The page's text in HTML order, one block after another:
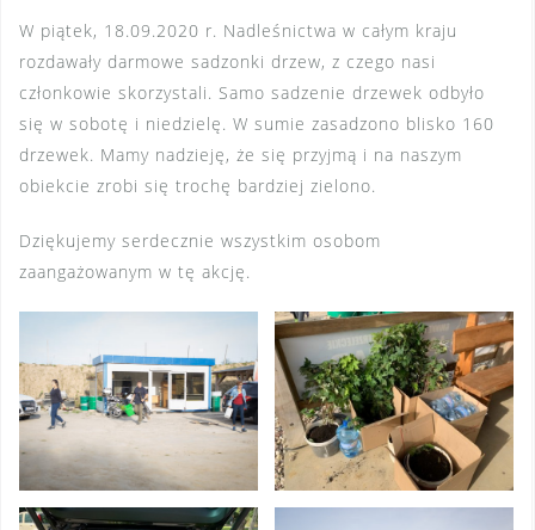
W piątek, 18.09.2020 r. Nadleśnictwa w całym kraju
rozdawały darmowe sadzonki drzew, z czego nasi
członkowie skorzystali. Samo sadzenie drzewek odbyło
się w sobotę i niedzielę. W sumie zasadzono blisko 160
drzewek. Mamy nadzieję, że się przyjmą i na naszym
obiekcie zrobi się trochę bardziej zielono.
Dziękujemy serdecznie wszystkim osobom
zaangażowanym w tę akcję.